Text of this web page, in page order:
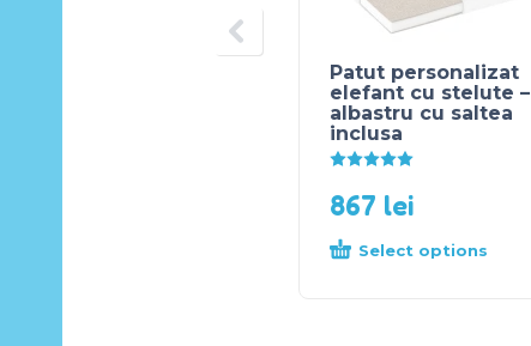
Patut personalizat
elefant cu stelute –
albastru cu saltea
inclusa
867 lei
Select options